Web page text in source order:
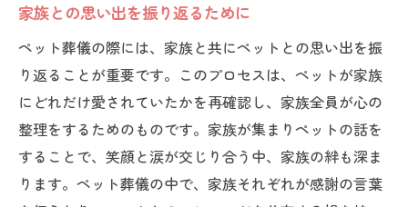
癒しの場としてのペット葬儀
悲しみを受け入れるためのサポート
心のリハビリとしての葬儀の役割
新たな生活へのステップとしての意義
ペット葬儀後の心のケアと支援
ペット葬儀を通じて得られる心の安定
ペット葬儀で最後の思い出作りをサポートする
家族との思い出を振り返るために
ペット葬儀の際には、家族と共にペットとの思い出を振
り返ることが重要です。このプロセスは、ペットが家族
にどれだけ愛されていたかを再確認し、家族全員が心の
整理をするためのものです。家族が集まりペットの話を
することで、笑顔と涙が交じり合う中、家族の絆も深ま
ります。ペット葬儀の中で、家族それぞれが感謝の言葉